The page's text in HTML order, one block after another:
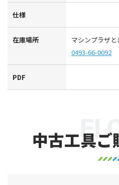
仕様
在庫場所
マシンプラザと
0493-66-0092
PDF
中古工具